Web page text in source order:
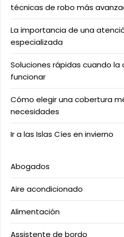
técnicas de robo más
La importancia de una
especializada
Soluciones rápidas cuando
funcionar
Cómo elegir una cobertura
necesidades
Ir a las Islas Cíes en invierno
Abogados
Aire acondicionado
Alimentación
Assistente de bordo